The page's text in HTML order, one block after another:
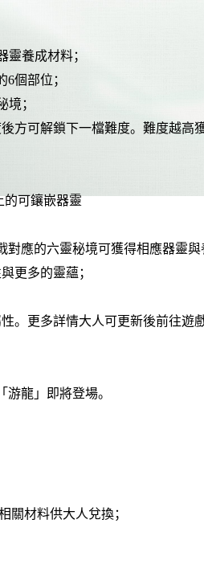
靈養成材料；
個部位；
；
方可解鎖下一檔難度。難度越高
的可鑲嵌器靈
應的六靈秘境可獲得相應器靈與
更多的靈蘊；
。更多詳情大人可更新後前往遊
龍」即將登場。
關材料供大人兌換；